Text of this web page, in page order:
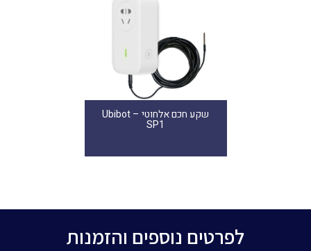
שקע חכם אלחוטי – Ubibot
SP1
לפרטים נוספים והזמנות